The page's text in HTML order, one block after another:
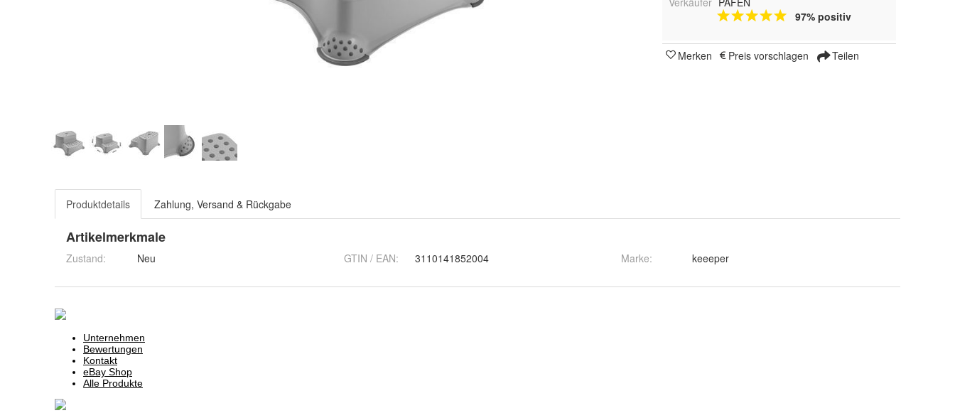
97% positiv
Merken Preis vorschlagen Teilen
Produktdetails Zahlung, Versand & Rückgabe
Artikelmerkmale
Zustand: Neu GTIN / EAN: 3110141852004 Marke: keeeper